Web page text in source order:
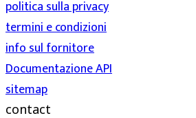
politica sulla privacy
termini e condizioni
info sul fornitore
Documentazione API
sitemap
contact